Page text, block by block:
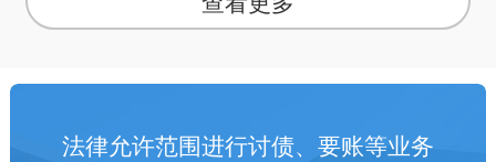
法律允许范围进行讨债、要账等业务